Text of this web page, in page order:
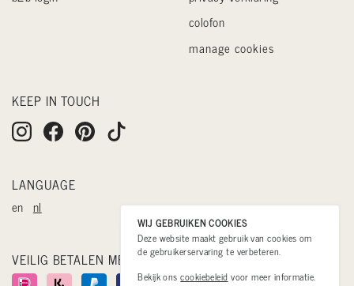
colofon
manage cookies
KEEP IN TOUCH
LANGUAGE
en nl
VEILIG BETALEN MET
WIJ GEBRUIKEN COOKIES
Deze website maakt gebruik van cookies om
de gebruikerservaring te verbeteren.
Bekijk onscookiebeleid voor meer informatie.